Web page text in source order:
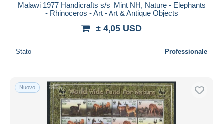
Malawi 1977 Handicrafts s/s, Mint NH, Nature - Elephants
- Rhinoceros - Art - Art & Antique Objects
± 4,05 USD
Stato Professionale
Nuovo